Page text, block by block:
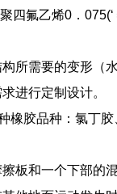
氟乙烯0．075(‘
所需要的变形（
进行定制设计。
橡胶品种：氯丁
板和一个下部的